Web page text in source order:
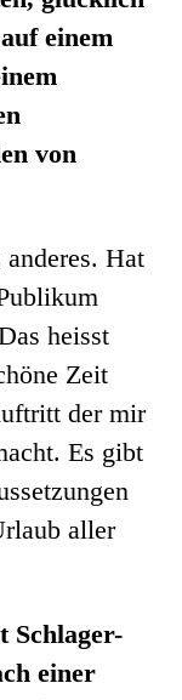
einem
von
Hat
heisst
Zeit
der mir
Es gibt
aller
Schlager-
einer